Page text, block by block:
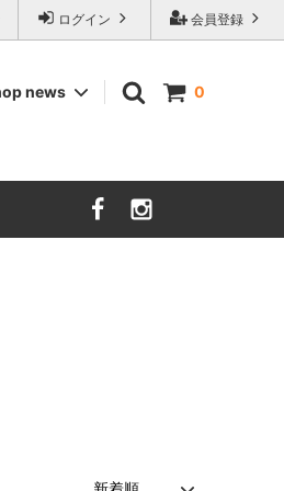
エリーなどの作家の作品が並びます】
会員登録
ログイン
0
news